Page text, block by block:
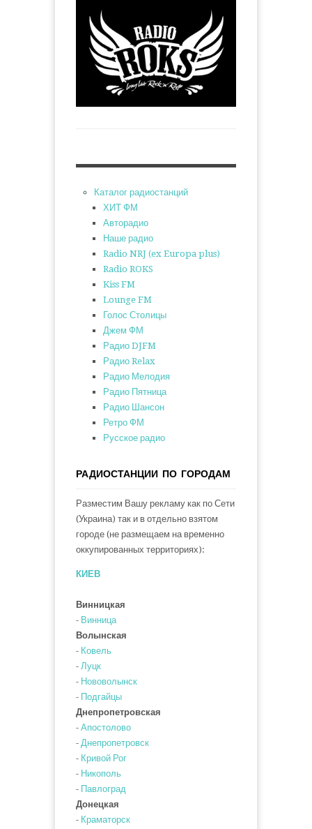
Каталог радиостанций
ХИТ ФМ
Авторадио
Наше радио
Radio NRJ (ex Europa plus)
Radio ROKS
Kiss FM
Lounge FM
Голос Столицы
Джем ФМ
Радио DJFM
Радио Relax
Радио Мелодия
Радио Пятница
Радио Шансон
Ретро ФМ
Русское радио
РАДИОСТАНЦИИ ПО ГОРОДАМ
Разместим Вашу рекламу как по Сети
(Украина) так и в отдельно взятом
городе (не размещаем на временно
оккупированных территориях):
КИЕВ
Винницкая
- Винница
Волынская
- Ковель
- Луцк
- Нововолынск
- Подгайцы
Днепропетровская
- Апостолово
- Днепропетровск
- Кривой Рог
- Никополь
- Павлоград
Донецкая
- Краматорск